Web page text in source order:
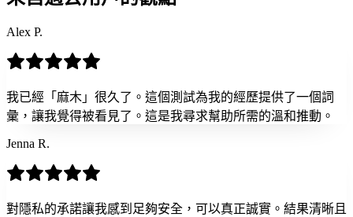
Alex P.
我已經「麻木」很久了。這個測試為我的經歷提供了一個詞
彙，讓我覺得被看見了。這是我尋求幫助所需的溫和推動。
Jenna R.
對隱私的承諾讓我感到足夠安全，可以真正誠實。結果清晰且